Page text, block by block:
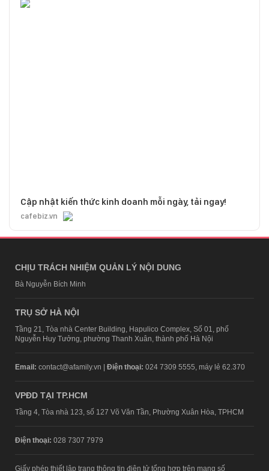
Cập nhật kiến thức kinh doanh mỗi ngày, tải ngay!
cafebiz.vn
CHỊU TRÁCH NHIỆM QUẢN LÝ NỘI DUNG
Bà Nguyễn Bích Minh
TRỤ SỞ HÀ NỘI
Tầng 21, Tòa nhà Center Building, Hapulico Complex, Số 01, phố
Nguyễn Huy Tưởng, phường Thanh Xuân, thành phố Hà Nội
Email: contact@afamily.vn | Điện thoại: 024 7309 5555, máy lẻ 62.370
VPĐD TẠI TP.HCM
Tầng 4, Tòa nhà 123, số 127 Võ Văn Tần, Phường Xuân Hòa, TPHCM
Điện thoại: 028 7307 7979
Giấy phép thiết lập trang thông tin điện tử tổng hợp trên mạng số